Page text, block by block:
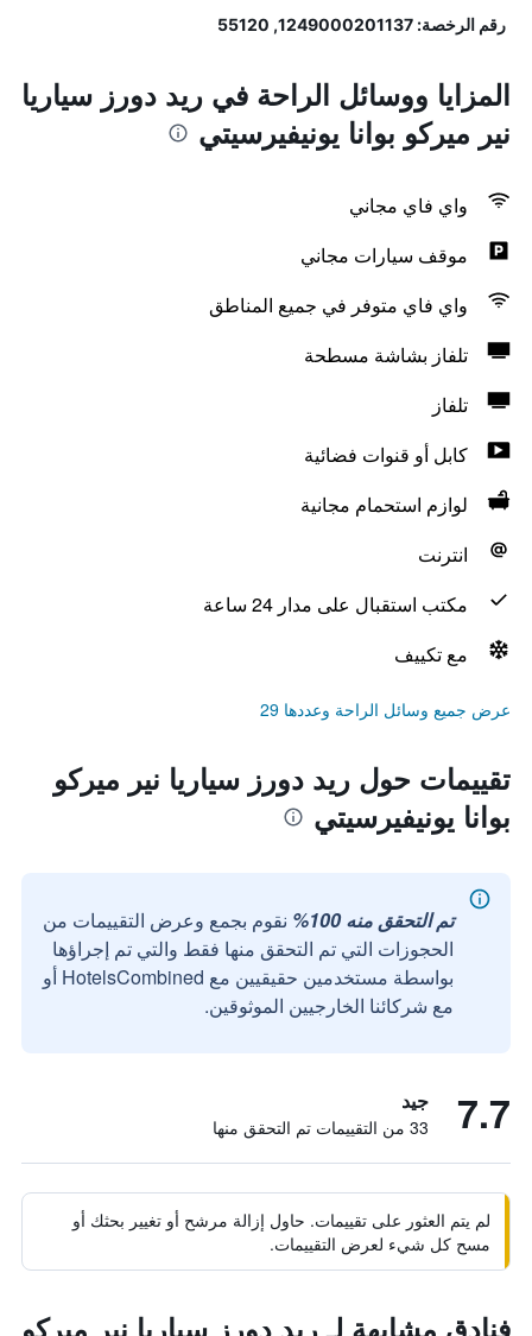
رقم الرخصة: 1249000201137, 55120
المزايا ووسائل الراحة في ريد دورز سياريا
نير ميركو بوانا يونيفيرسيتي
واي فاي مجاني
موقف سيارات مجاني
واي فاي متوفر في جميع المناطق
تلفاز بشاشة مسطحة
تلفاز
كابل أو قنوات فضائية
لوازم استحمام مجانية
انترنت
مكتب استقبال على مدار 24 ساعة
مع تكييف
عرض جميع وسائل الراحة وعددها 29
تقييمات حول ريد دورز سياريا نير ميركو
بوانا يونيفيرسيتي
تم التحقق منه 100%
نقوم بجمع وعرض التقييمات من
الحجوزات التي تم التحقق منها فقط والتي تم إجراؤها
بواسطة مستخدمين حقيقيين مع HotelsCombined أو
مع شركائنا الخارجيين الموثوقين.
7.7 جيد
33 من التقييمات تم التحقق منها
لم يتم العثور على تقييمات. حاول إزالة مرشح أو تغيير بحثك أو
مسح كل شيء لعرض التقييمات.
فنادق مشابهة لـ ريد دورز سياريا نير ميركو